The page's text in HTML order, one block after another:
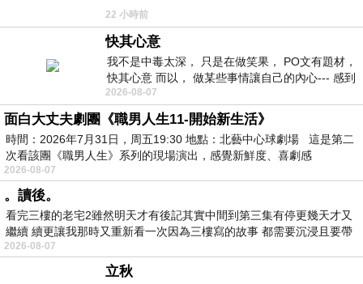
22 小時前
快其心意
我不是中毒太深， 只是在做笑果， PO文有題材，
快其心意 而以， 做某些事情讓自己的內心--- 感到
愉快。
2026-08-07
面白大丈夫劇團《職男人生11-開始新生活》
時間：2026年7月31日，周五19:30 地點：北藝中心球劇場 這是第二
次看該團《職男人生》系列的現場演出，感覺新鮮度、喜劇感
2026-08-07
。讀後。
看完三樓的老宅2雖然明天才有後記其實中間到第三集有停更幾天才又
繼續 續更讓我那時又重新看一次因為三樓寫的故事 都需要沉浸且要帶
有
2026-08-07
立秋